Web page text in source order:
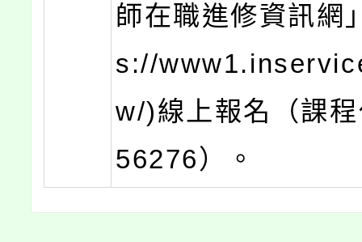
師在職進修資訊網
s://
w/)線上報名（課
56276）。